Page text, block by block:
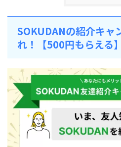
SOKUDANの紹介キャ
れ！【500円もらえる】